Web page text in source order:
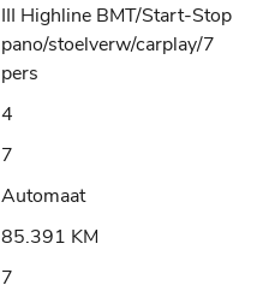
III Highline BMT/Start-Stop
pano/stoelverw/carplay/7
pers
4
7
Automaat
85.391 KM
7